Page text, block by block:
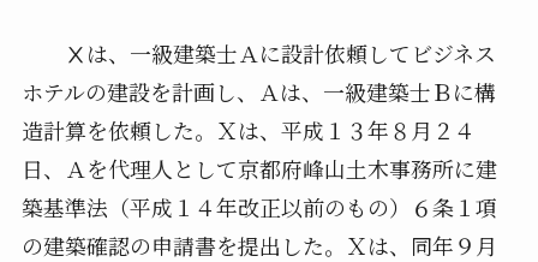
Ⅹは、一級建築士Ａに設計依頼してビジネス
ホテルの建設を計画し、Ａは、一級建築士Ｂに構
造計算を依頼した。Ｘは、平成１３年８月２４
日、Ａを代理人として京都府峰山土木事務所に建
築基準法（平成１４年改正以前のもの）６条１項
の建築確認の申請書を提出した。Ｘは、同年９月